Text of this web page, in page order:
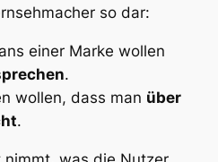
so dar:
einer Marke wollen
.
wollen, dass man über
.